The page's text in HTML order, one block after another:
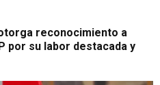
reconocimiento a
por su labor destacada y